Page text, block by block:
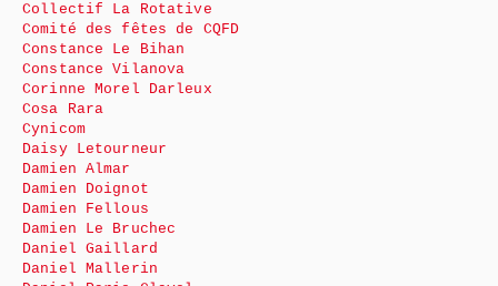
Collectif La Rotative
Comité des fêtes de CQFD
Constance Le Bihan
Constance Vilanova
Corinne Morel Darleux
Cosa Rara
Cynicom
Daisy Letourneur
Damien Almar
Damien Doignot
Damien Fellous
Damien Le Bruchec
Daniel Gaillard
Daniel Mallerin